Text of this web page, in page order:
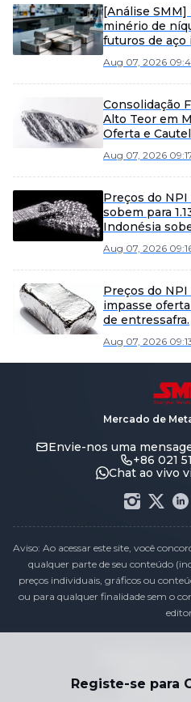
[Análise
minério de
futuros de aço
Aug 07, 2026
Consolidação
Alto Teor em
Oferta e
Aug 07, 2026
Preços do NPI
sobem para
Indonésia
Aug 07, 2026
Preços do
impasse
de entressafra.
Aug 07, 2026
Registe-se para
Mercado de
Envie-nos uma
+86 021
Chat ao vivo
Aviso: Ao acessar este site, você
qualquer parte de seu conteúdo
preços individuais, gráficos ou
ou para qualquer finalidade sem o
Política de
Termos e